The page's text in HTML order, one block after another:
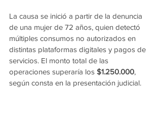
La causa se inició a partir de la denuncia
de una mujer de 72 años, quien detectó
múltiples consumos no autorizados en
distintas plataformas digitales y pagos de
servicios. El monto total de las
operaciones superaría los $1.250.000,
según consta en la presentación judicial.